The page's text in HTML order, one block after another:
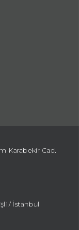
Karabekir Cad.
/ İstanbul